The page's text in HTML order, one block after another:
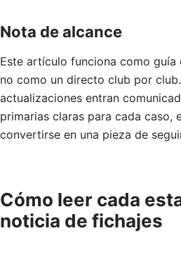
Nota de alcance
Este artículo funciona como guía
no como un directo club por
actualizaciones entran
primarias claras para cada caso,
convertirse en una pieza de
Cómo leer cada
noticia de fichajes